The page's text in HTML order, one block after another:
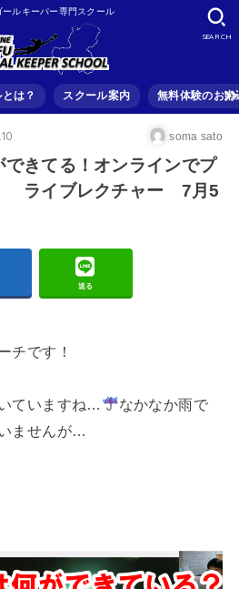
ールキーパー専門スクール
は？ スクール案内 無料体験のお申
SEARCH
soma sato
きてる！オンラインでプ
ライブレクチャー 7月5
送る
チです！
ていますね…
なかなか雨で
ませんが…